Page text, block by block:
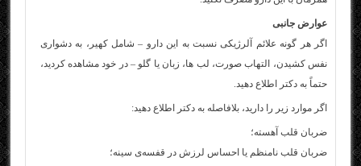
عوارض جانبی
اگر هر گونه علائم آلرژیکی نسبت به این دارو – شامل کهیر، به دشواری
نفس کشیدن، التهاب صورت، لب ها، زبان یا گلو – در خود مشاهده کردید،
حتماً به دکتر اطلاع دهید.
اگر موارد زیر را دارید، بلافاصله به دکتر اطلاع دهید:
ضربان قلب آهسته؛
ضربان قلب نامنظم یا احساس لرزش در قفسه‌ی سینه؛